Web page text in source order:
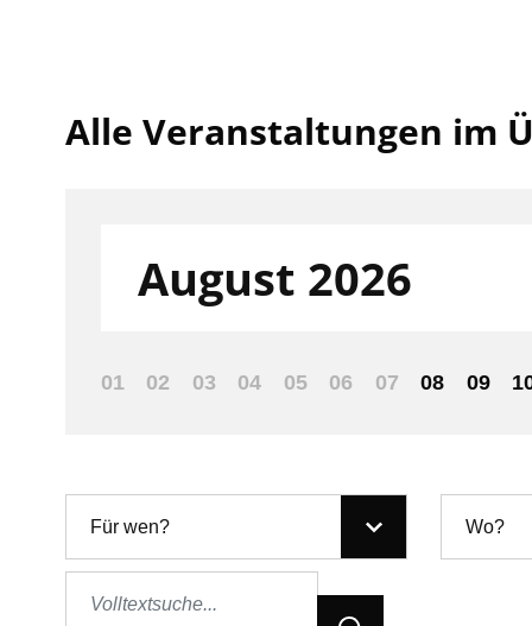
Alle Veranstaltungen im
August 2026
01 02 03 04 05 06 07 08 09
Für wen? Wo?